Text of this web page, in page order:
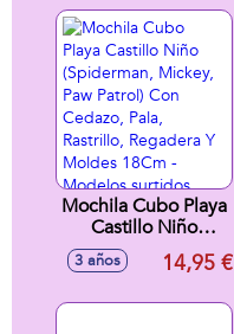
Mochila Cubo Playa
Castillo Niño
(Spiderman,
Mickey, Paw Patrol)
3 años 14,95 €